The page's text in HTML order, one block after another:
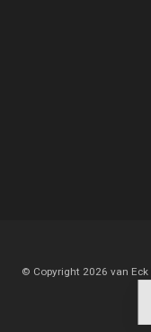
© Copyright 2026 van Eck